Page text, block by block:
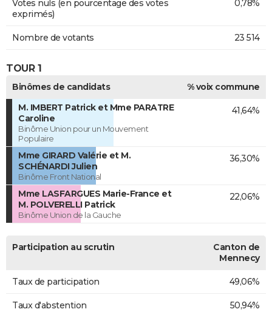
Votes nuls (en pourcentage des votes
exprimés)
0,78%
Nombre de votants 23 514
TOUR 1
Binômes de candidats
% voix commune
M. IMBERT Patrick et Mme PARATRE
Caroline
Binôme Union pour un Mouvement
Populaire
41,64%
Mme GIRARD Valérie et M.
SCHÉNARDI Julien
Binôme Front National
36,30%
Mme LASFARGUES Marie-France et
M. POLVERELLI Patrick
Binôme Union de la Gauche
22,06%
Participation au scrutin
Canton de
Mennecy
Taux de participation 49,06%
Taux d'abstention 50,94%